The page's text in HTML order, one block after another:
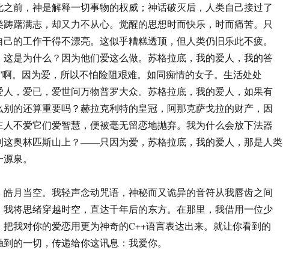
之前，神是解释一切事物的权威；神话破灭后，人类自己接过了
踌躇满志，却又力不从心。觉醒的思想时而快乐，时而痛苦。只
己的工作干得不漂亮。这似乎糟糕透顶，但人类仍旧乐此不疲。
这是为什么？因为他们爱这么做。苏格拉底，我的爱人，我的答
啊。因为爱，所以不怕险阻艰难。如同痴情的女子。生活处处
人，爱已，爱世问万物普罗大众。苏格拉底，我的爱人，如果有
别的还算重要吗？赫拉克利特的皇冠，阿那克萨戈拉的财产，因
人不爱它们爱智慧，便被毫无留恋地抛弃。我为什么会放下法器
这奥林匹斯山上？——只因为爱，苏格拉底，我的爱人，那是人类
泉。
皓月当空。我轻声念动咒语，神秘而又诡异的音符从我唇齿之间
我将思绪穿越时空，直达千年后的东方。在那里，我借用一位少
把我对你的爱恋用更为神奇的C++语言表达出来。就让你看到的
的一切，传递给你这讯息：我爱你。